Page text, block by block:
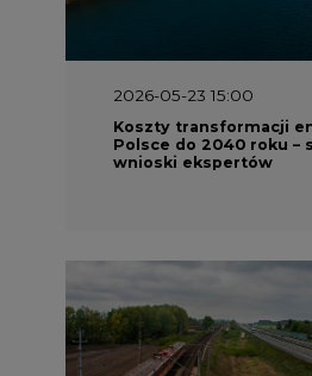
2026-05-23 15:00
Koszty transformacji
Polsce do 2040 roku –
wnioski ekspertów